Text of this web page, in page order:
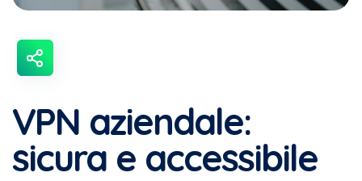
VPN aziendale:
sicura e accessibile